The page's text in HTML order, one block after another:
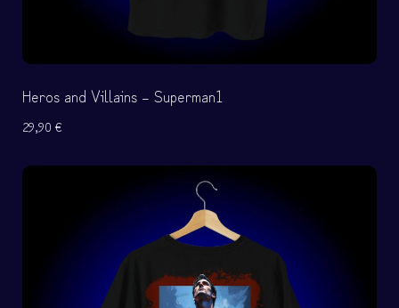
Heros and Villains – Superman1
29,90 €